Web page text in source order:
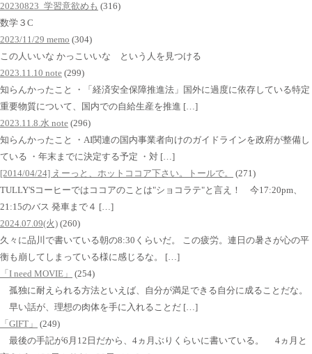
20230823_学習意欲めも (316)
数学３C
2023/11/29 memo (304)
この人いいな かっこいいな という人を見つける
2023.11.10 note (299)
知らんかったこと ・「経済安全保障推進法」国外に過度に依存している特定
重要物質について、国内での自給生産を推進 […]
2023.11.8.水 note (296)
知らんかったこと ・AI関連の国内事業者向けのガイドラインを政府が整備し
ている ・年末までに決定する予定 ・対 […]
[2014/04/24] えーっと、ホットココア下さい。トールで。
(271)
TULLY'Sコーヒーではココアのことは"ショコラテ"と言え！ 今17:20pm、
21:15のバス 発車まで４ […]
2024.07.09(火) (260)
久々に品川で書いている朝の8:30くらいだ。 この疲労。連日の暑さが心の平
衡も崩してしまっている様に感じるな。 […]
「I need MOVIE」
(254)
孤独に耐えられる方法といえば、自分が満足できる自分に成ることだな。
早い話が、理想の肉体を手に入れることだ […]
「GIFT」
(249)
最後の手記が6月12日だから、4ヵ月ぶりくらいに書いている。 4ヵ月と